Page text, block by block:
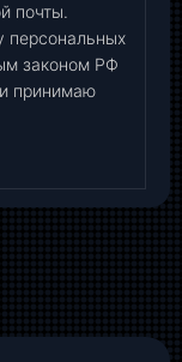
почты.
персональных
законом РФ
принимаю